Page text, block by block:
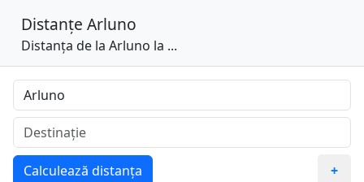
Distanțe Arluno
Distanța de la Arluno la ...
Calculează distanța +